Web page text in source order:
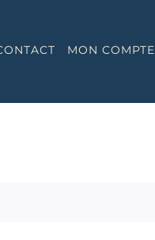
MON COMPTE